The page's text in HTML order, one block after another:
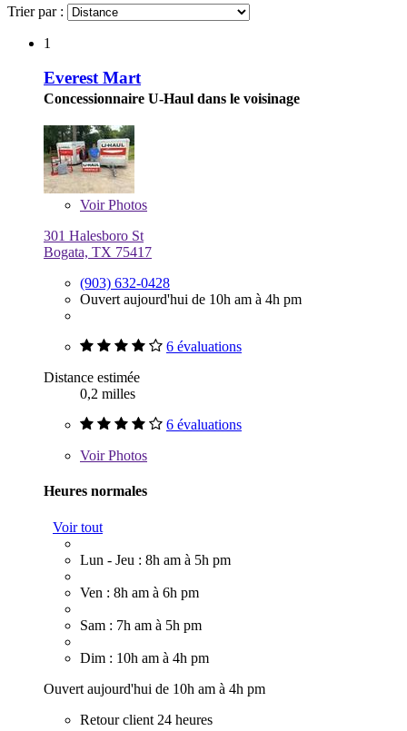
Trier par :
1
Everest Mart
Concessionnaire U-Haul dans le voisinage
VoirPhotos
301 Halesboro St
Bogata, TX 75417
(903) 632-0428
Ouvert aujourd'hui de 10h am à 4h pm
6 évaluations
Distance estimée
0,2 milles
6 évaluations
VoirPhotos
Heures normales
Voir tout
Lun - Jeu : 8h am à 5h pm
Ven : 8h am à 6h pm
Sam : 7h am à 5h pm
Dim : 10h am à 4h pm
Ouvert aujourd'hui de 10h am à 4h pm
Retour client 24 heures